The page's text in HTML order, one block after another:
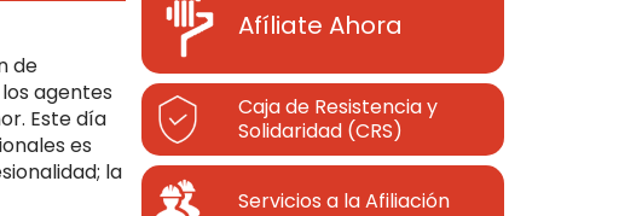
de
agentes
Este día
es
la
Afíliate Ahora
Caja de Resistencia y
Solidaridad (CRS)
Servicios a la Afiliación